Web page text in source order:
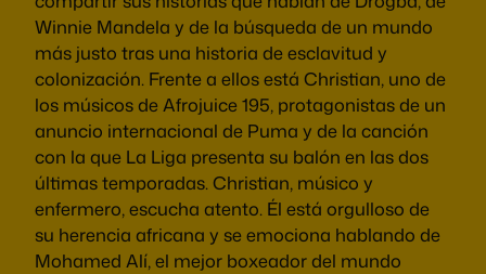
Winnie Mandela y de la búsqueda de un mundo
más justo tras una historia de esclavitud y
colonización. Frente a ellos está Christian, uno de
los músicos de Afrojuice 195, protagonistas de un
anuncio internacional de Puma y de la canción
con la que La Liga presenta su balón en las dos
últimas temporadas. Christian, músico y
enfermero, escucha atento. Él está orgulloso de
su herencia africana y se emociona hablando de
Mohamed Alí, el mejor boxeador del mundo